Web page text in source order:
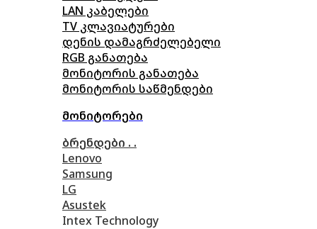
LAN კაბელები
TV კლავიატურები
დენის დამაგრძელებელი
RGB განათება
მონიტორის განათება
მონიტორის საწმენდები
მონიტორები
ბრენდები . .
Lenovo
Samsung
LG
Asustek
Intex Technology